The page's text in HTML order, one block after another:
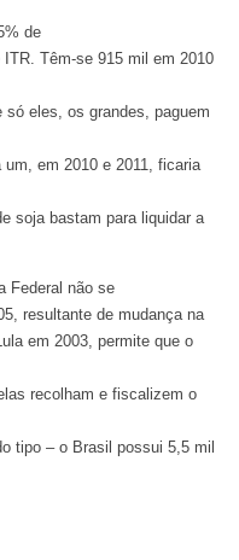
de
ITR. Têm-se 915 mil em 2010
só eles, os grandes, paguem
em 2010 e 2011, ficaria
soja bastam para liquidar a
Federal não se
resultante de mudança na
em 2003, permite que o
recolham e fiscalizem o
tipo – o Brasil possui 5,5 mil